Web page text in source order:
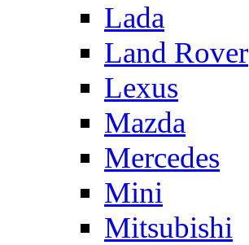
Lada
Land Rover
Lexus
Mazda
Mercedes
Mini
Mitsubishi